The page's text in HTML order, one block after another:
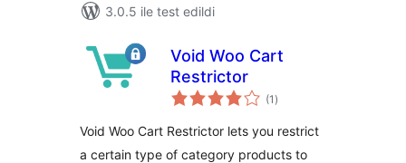
3.0.5 ile test edildi
Void Woo Cart
Restrictor
(1 toplam
puan
)
Void Woo Cart Restrictor lets you restrict
a certain type of category products to